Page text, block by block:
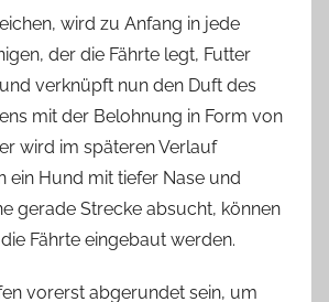
wird zu Anfang in jede
der die Fährte legt, Futter
verknüpft nun den Duft des
mit der Belohnung in Form von
wird im späteren Verlauf
ein Hund mit tiefer Nase und
gerade Strecke absucht, können
Fährte eingebaut werden.
vorerst abgerundet sein, um